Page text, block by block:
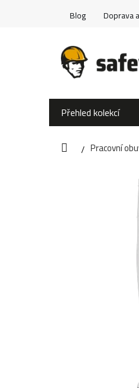
Blog Doprava
Přehled kolekcí
DomůPracovní